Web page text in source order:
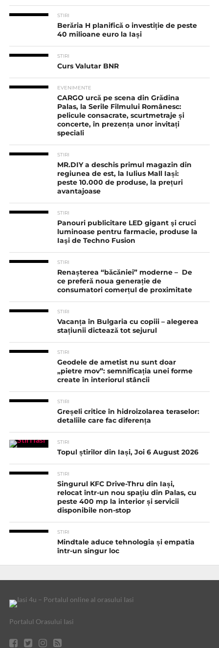
STIRI
Berăria H planifică o investiție de peste
40 milioane euro la Iași
STIRI
Curs Valutar BNR
EVENIMENTE
CARGO urcă pe scena din Grădina
Palas, la Serile Filmului Românesc:
pelicule consacrate, scurtmetraje și
concerte, în prezența unor invitați
speciali
STIRI
MR.DIY a deschis primul magazin din
regiunea de est, la Iulius Mall Iași:
peste 10.000 de produse, la prețuri
avantajoase
STIRI
Panouri publicitare LED gigant şi cruci
luminoase pentru farmacie, produse la
Iaşi de Techno Fusion
STIRI
Renașterea “băcăniei” moderne – De
ce preferă noua generație de
consumatori comerțul de proximitate
STIRI
Vacanța în Bulgaria cu copiii – alegerea
stațiunii dictează tot sejurul
STIRI
Geodele de ametist nu sunt doar
„pietre mov”: semnificația unei forme
create în interiorul stâncii
STIRI
Greșeli critice în hidroizolarea teraselor:
detaliile care fac diferența
STIRI
Topul știrilor din Iași, Joi 6 August 2026
STIRI
Singurul KFC Drive-Thru din Iași,
relocat într-un nou spaţiu din Palas, cu
peste 400 mp la interior și servicii
disponibile non-stop
STIRI
Mindtale aduce tehnologia și empatia
într-un singur loc
Portalul Orasului Iasi